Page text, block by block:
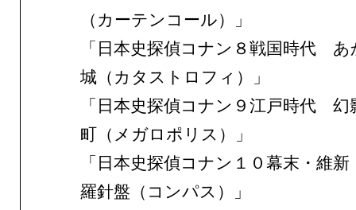
（カーテンコール）」
「日本史探偵コナン８戦国時代 あ
城（カタストロフィ）」
「日本史探偵コナン９江戸時代 幻
町（メガロポリス）」
「日本史探偵コナン１０幕末・
羅針盤（コンパス）」